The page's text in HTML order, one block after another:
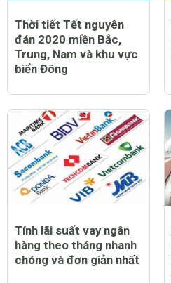
Thời tiết Tết nguyên
đán 2020 miền Bắc,
Trung, Nam và khu vực
biển Đông
Tính lãi suất vay ngân
hàng theo tháng nhanh
chóng và đơn giản nhất